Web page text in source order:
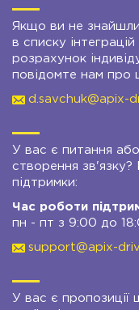
Якщо ви не знайшли
в списку
розрахунок
повідомте нам про
d.savchuk@apix-
У вас є питання
створення
підтримки:
Час роботи
пн - пт з 9:00 до
support@apix-
У вас є пропозиції